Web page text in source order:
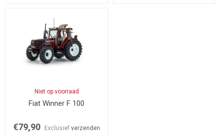
Niet op voorraad
Fiat Winner F 100
€79,90 Exclusief verzenden